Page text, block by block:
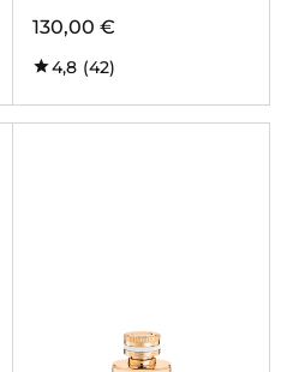
130,00 €
4,8 (42)